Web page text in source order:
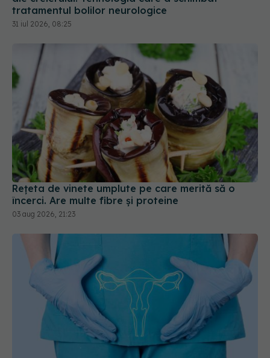
31 iul 2026, 08:25
Rețeta de vinete umplute pe care merită să o
încerci. Are multe fibre și proteine
03 aug 2026, 21:23